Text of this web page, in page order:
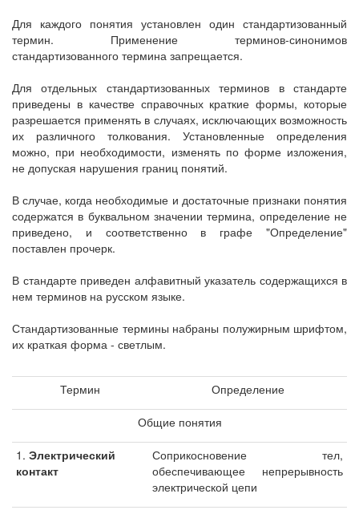
Для каждого понятия установлен один стандартизованный
термин. Применение терминов-синонимов
стандартизованного термина запрещается.
Для отдельных стандартизованных терминов в стандарте
приведены в качестве справочных краткие формы, которые
разрешается применять в случаях, исключающих возможность
их различного толкования. Установленные определения
можно, при необходимости, изменять по форме изложения,
не допуская нарушения границ понятий.
В случае, когда необходимые и достаточные признаки понятия
содержатся в буквальном значении термина, определение не
приведено, и соответственно в графе "Определение"
поставлен прочерк.
В стандарте приведен алфавитный указатель содержащихся в
нем терминов на русском языке.
Стандартизованные термины набраны полужирным шрифтом,
их краткая форма - светлым.
Термин Определение
Общие понятия
1. Электрический
контакт
Соприкосновение тел,
обеспечивающее непрерывность
электрической цепи